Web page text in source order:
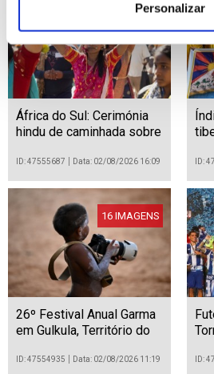
Personalizar
África do Sul: Cerimónia
hindu de caminhada sobre
ID: 47555687 Data: 02/08/2026 16:09 ID:
16 IMAGENS
26º Festival Anual Garma
em Gulkula, Território do
ID: 47554935 Data: 02/08/2026 11:19 ID: